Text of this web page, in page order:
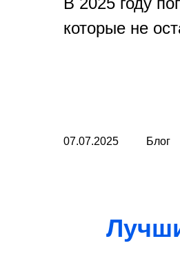
которые не
07.07.2025 Блог